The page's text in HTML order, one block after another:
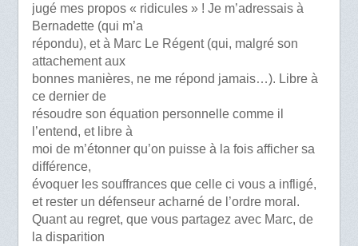
jugé mes propos « ridicules » ! Je m’adressais à
Bernadette (qui m’a
répondu), et à Marc Le Régent (qui, malgré son
attachement aux
bonnes manières, ne me répond jamais…). Libre à
ce dernier de
résoudre son équation personnelle comme il
l’entend, et libre à
moi de m’étonner qu’on puisse à la fois afficher sa
différence,
évoquer les souffrances que celle ci vous a infligé,
et rester un défenseur acharné de l’ordre moral.
Quant au regret, que vous partagez avec Marc, de
la disparition